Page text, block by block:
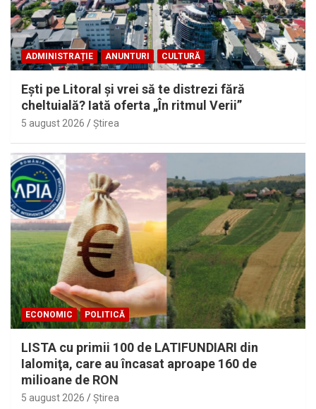
ADMINISTRAȚIE ANUNTURI CULTURĂ
Eşti pe Litoral şi vrei să te distrezi fără
cheltuială? Iată oferta „În ritmul Verii”
5 august 2026 Ştirea
ECONOMIC POLITICĂ
LISTA cu primii 100 de LATIFUNDIARI din
Ialomiţa, care au încasat aproape 160 de
milioane de RON
5 august 2026 Ştirea